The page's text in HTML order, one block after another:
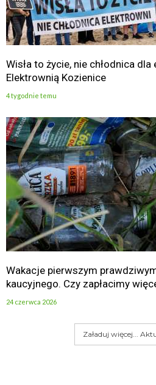
Wisła to życie, nie chłodnica
Elektrownią Kozienice
4 tygodnie temu
Wakacje pierwszym
kaucyjnego. Czy zapłacimy
24 czerwca 2026
Załaduj więcej...